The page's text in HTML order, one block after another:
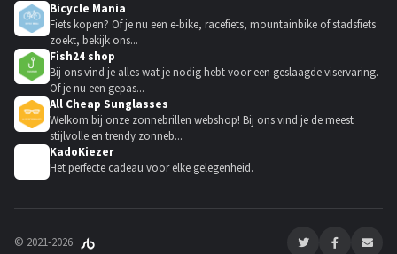
Bicycle Mania
Fiets kopen? Of je nu een e-bike, racefiets, mountainbike of stadsfiets
zoekt, bekijk ons...
Fish24 shop
Bij ons vind je alles wat je nodig hebt voor een geslaagde viservaring.
Of je nu een gepas...
All Cheap Sunglasses
Welkom bij onze zonnebrillen webshop! Bij ons vind je de meest
stijlvolle en trendy zonneb...
KadoKiezer
Het perfecte cadeau voor elke gelegenheid.
© 2021-2026